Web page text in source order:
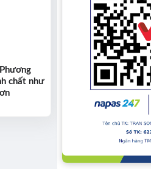
chất như